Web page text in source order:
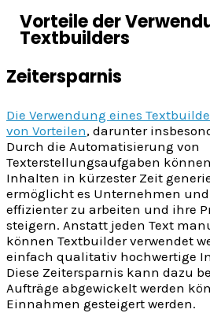
Vorteile der
Textbuilders
Zeitersparnis
Die Verwendung eines
von Vorteilen, darunter
Durch die Automatisierung von
Texterstellungsaufgaben
Inhalten in kürzester Zeit
ermöglicht es Unternehmen
effizienter zu arbeiten und ihre
steigern. Anstatt jeden Text
können Textbuilder verwendet
einfach qualitativ hochwertige
Diese Zeitersparnis kann dazu
Aufträge abgewickelt werden
Einnahmen gesteigert werden.